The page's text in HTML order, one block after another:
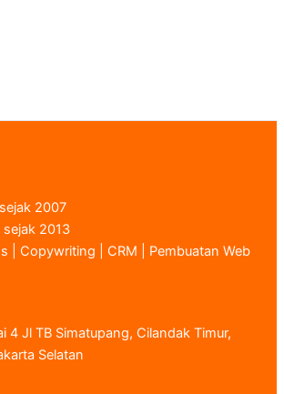
2007
2013
| Copywriting | CRM | Pembuatan Web
4 Jl TB Simatupang, Cilandak Timur,
Selatan